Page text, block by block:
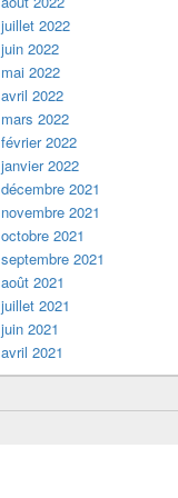
juillet 2022
juin 2022
mai 2022
avril 2022
mars 2022
février 2022
janvier 2022
décembre 2021
novembre 2021
octobre 2021
septembre 2021
août 2021
juillet 2021
juin 2021
avril 2021